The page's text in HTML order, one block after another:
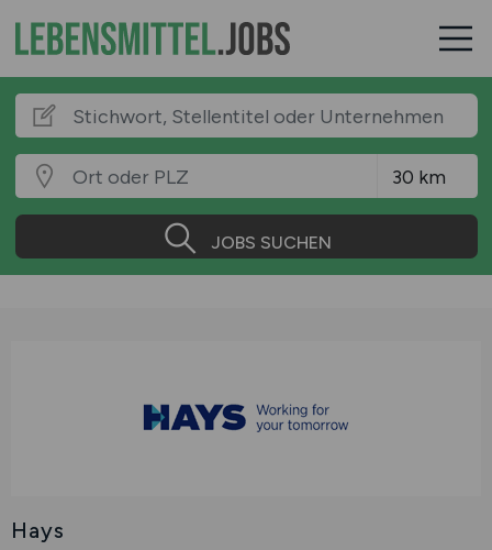
JOBS SUCHEN
Hays